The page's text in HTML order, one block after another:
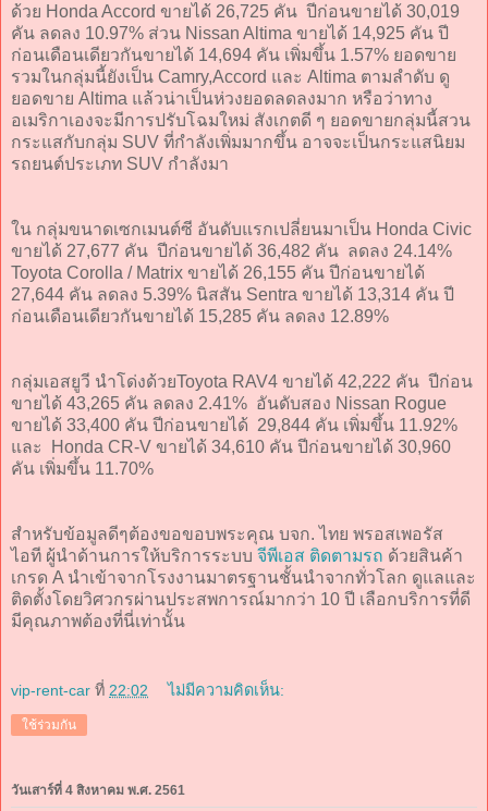
ด้วย Honda Accord ขายได้ 26,725 คัน ปีก่อนขายได้ 30,019
คัน ลดลง 10.97% ส่วน Nissan Altima ขายได้ 14,925 คัน ปี
ก่อนเดือนเดียวกันขายได้ 14,694 คัน เพิ่มขึ้น 1.57% ยอดขาย
รวมในกลุ่มนี้ยังเป็น Camry,Accord และ Altima ตามลำดับ ดู
ยอดขาย Altima แล้วน่าเป็นห่วงยอดลดลงมาก หรือว่าทาง
อเมริกาเองจะมีการปรับโฉมใหม่ สังเกตดี ๆ ยอดขายกลุ่มนี้สวน
กระแสกับกลุ่ม SUV ที่กำลังเพิ่มมากขึ้น อาจจะเป็นกระแสนิยม
รถยนต์ประเภท SUV กำลังมา
ใน กลุ่มขนาดเซกเมนต์ซี อันดับแรกเปลี่ยนมาเป็น Honda Civic
ขายได้ 27,677 คัน ปีก่อนขายได้ 36,482 คัน ลดลง 24.14%
Toyota Corolla / Matrix ขายได้ 26,155 คัน ปีก่อนขายได้
27,644 คัน ลดลง 5.39% นิสสัน Sentra ขายได้ 13,314 คัน ปี
ก่อนเดือนเดียวกันขายได้ 15,285 คัน ลดลง 12.89%
กลุ่มเอสยูวี นำโด่งด้วยToyota RAV4 ขายได้ 42,222 คัน ปีก่อน
ขายได้ 43,265 คัน ลดลง 2.41% อันดับสอง Nissan Rogue
ขายได้ 33,400 คัน ปีก่อนขายได้ 29,844 คัน เพิ่มขึ้น 11.92%
และ Honda CR-V ขายได้ 34,610 คัน ปีก่อนขายได้ 30,960
คัน เพิ่มขึ้น 11.70%
สำหรับข้อมูลดีๆต้องขอขอบพระคุณ บจก. ไทย พรอสเพอรัส
ไอที ผู้นำด้านการให้บริการระบบ จีพีเอส ติดตามรถ ด้วยสินค้า
เกรด A นำเข้าจากโรงงานมาตรฐานชั้นนำจากทั่วโลก ดูแลและ
ติดตั้งโดยวิศวกรผ่านประสพการณ์มากว่า 10 ปี เลือกบริการที่ดี
มีคุณภาพต้องที่นี่เท่านั้น
vip-rent-car ที่ 22:02 ไม่มีความคิดเห็น:
ใช้ร่วมกัน
วันเสาร์ที่ 4 สิงหาคม พ.ศ. 2561